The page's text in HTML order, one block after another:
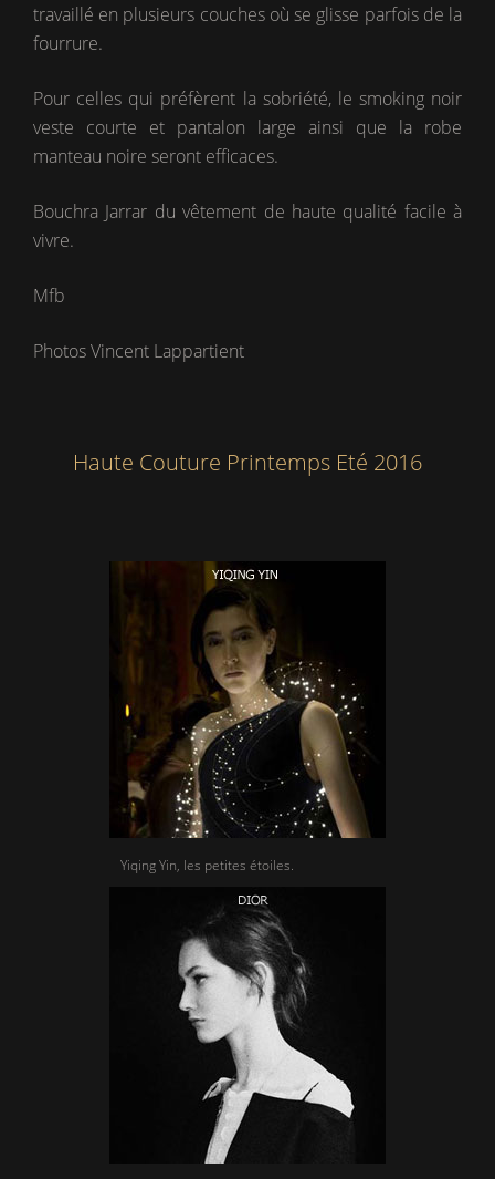
travaillé en plusieurs couches où se glisse parfois de la
fourrure.
Pour celles qui préfèrent la sobriété, le smoking noir
veste courte et pantalon large ainsi que la robe
manteau noire seront efficaces.
Bouchra Jarrar du vêtement de haute qualité facile à
vivre.
Mfb
Photos Vincent Lappartient
Haute Couture Printemps Eté 2016
Yiqing Yin, les petites étoiles.